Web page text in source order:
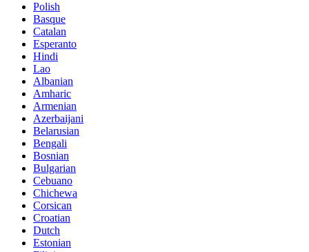
Polish
Basque
Catalan
Esperanto
Hindi
Lao
Albanian
Amharic
Armenian
Azerbaijani
Belarusian
Bengali
Bosnian
Bulgarian
Cebuano
Chichewa
Corsican
Croatian
Dutch
Estonian